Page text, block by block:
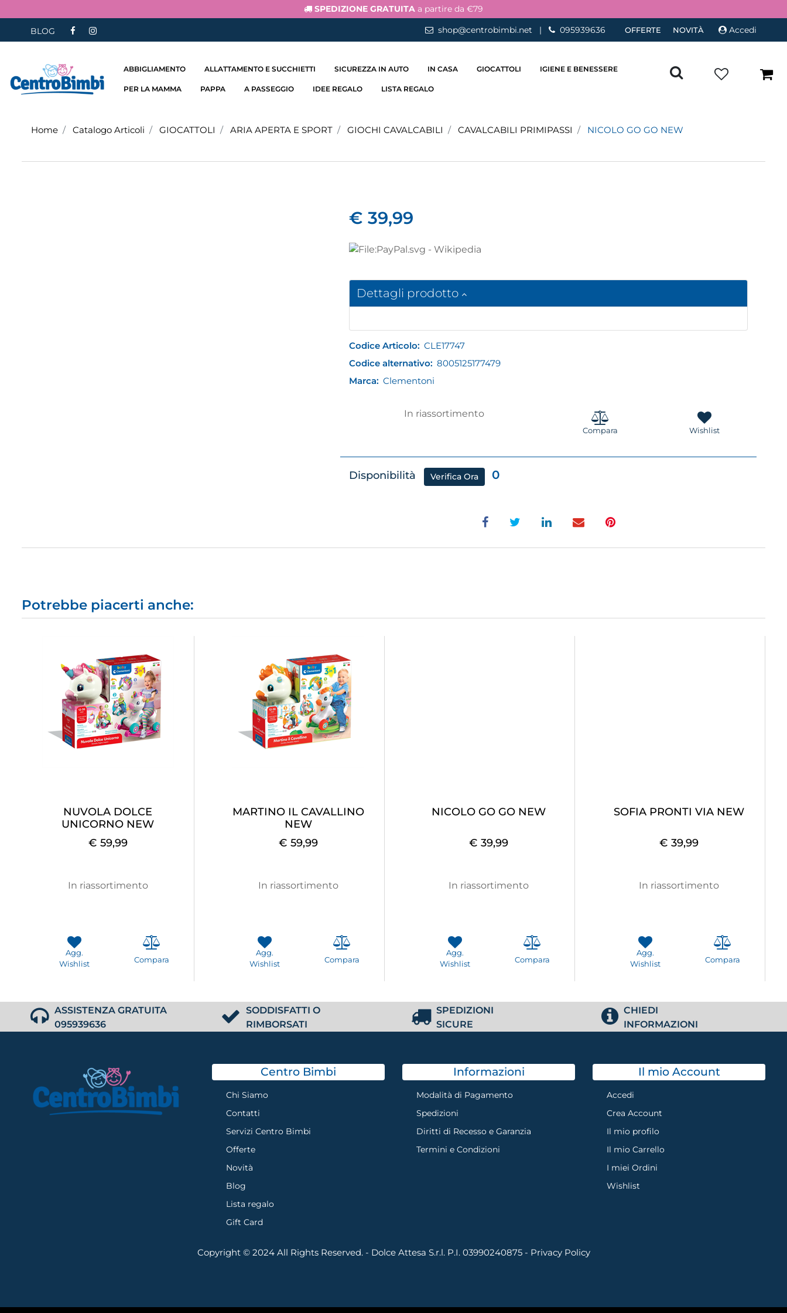
SPEDIZIONE GRATUITA a partire da €79
BLOG shop@centrobimbi.net | 095939636 OFFERTE NOVITÀ Accedi
ABBIGLIAMENTO ALLATTAMENTO E SUCCHIETTI SICUREZZA IN AUTO IN CASA GIOCATTOLI IGIENE E BENESSERE
PER LA MAMMA PAPPA A PASSEGGIO IDEE REGALO LISTA REGALO
Home Catalogo Articoli GIOCATTOLI ARIA APERTA E SPORT GIOCHI CAVALCABILI CAVALCABILI PRIMIPASSI NICOLO GO GO NEW
€ 39,99
Dettagli prodotto
Codice Articolo: CLE17747
Codice alternativo: 8005125177479
Marca: Clementoni
In riassortimento
Compara Wishlist
Disponibilità Verifica Ora 0
Potrebbe piacerti anche:
NUVOLA DOLCE
UNICORNO NEW
€ 59,99
In riassortimento
Agg.
Wishlist
Compara
MARTINO IL CAVALLINO
NEW
€ 59,99
In riassortimento
Agg.
Wishlist
Compara
NICOLO GO GO NEW
€ 39,99
In riassortimento
Agg.
Wishlist
Compara
SOFIA PRONTI VIA NEW
€ 39,99
In riassortimento
Agg.
Wishlist
Compara
ASSISTENZA GRATUITA
095939636
SODDISFATTI O
RIMBORSATI
SPEDIZIONI
SICURE
CHIEDI
INFORMAZIONI
Centro Bimbi
Chi Siamo
Contatti
Servizi Centro Bimbi
Offerte
Novità
Blog
Lista regalo
Gift Card
Informazioni
Modalità di Pagamento
Spedizioni
Diritti di Recesso e Garanzia
Termini e Condizioni
Il mio Account
Accedi
Crea Account
Il mio profilo
Il mio Carrello
I miei Ordini
Wishlist
Copyright © 2024 All Rights Reserved. - Dolce Attesa S.r.l. P.I. 03990240875 - Privacy Policy